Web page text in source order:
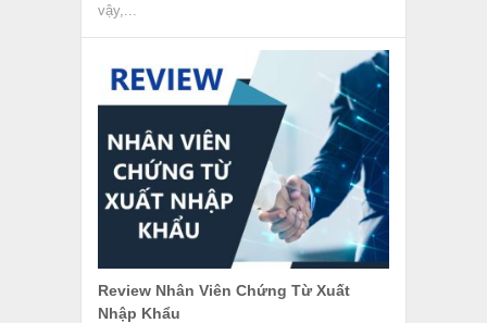
vậy,...
Review Nhân Viên Chứng Từ Xuất
Nhập Khẩu